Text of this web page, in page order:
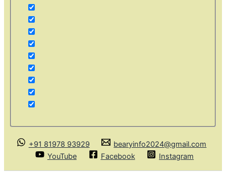
+91 81978 93929
bearyinfo2024@gmail.com
YouTube
Facebook Instagram